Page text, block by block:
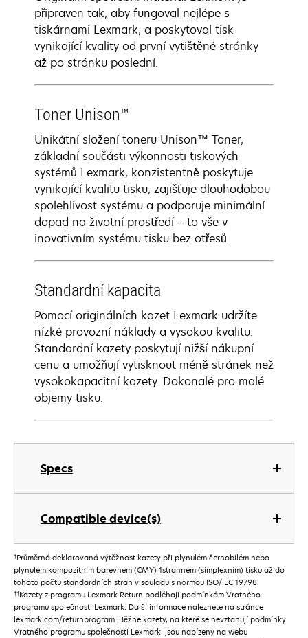
Specs
Compatible device(s)
připraven tak, aby fungoval nejlépe s
tiskárnami Lexmark, a poskytoval tisk
vynikající kvality od první vytištěné stránky
až po stránku poslední.
Toner Unison™
Unikátní složení toneru Unison™ Toner,
základní součásti výkonnosti tiskových
systémů Lexmark, konzistentně poskytuje
vynikající kvalitu tisku, zajišťuje dlouhodobou
spolehlivost systému a podporuje minimální
dopad na životní prostředí – to vše v
inovativním systému tisku bez otřesů.
Standardní kapacita
Pomocí originálních kazet Lexmark udržíte
nízké provozní náklady a vysokou kvalitu.
Standardní kazety poskytují nižší nákupní
cenu a umožňují vytisknout méně stránek než
vysokokapacitní kazety. Dokonalé pro malé
objemy tisku.
†Průměrná deklarovaná výtěžnost kazety při plynulém černobílém nebo
plynulém kompozitním barevném (CMY) 1stranném (simplexním) tisku až do
tohoto počtu standardních stran v souladu s normou ISO/IEC 19798.
††Kazety z programu Lexmark Return podléhají podmínkám Vratného
programu společnosti Lexmark. Další informace naleznete na stránce
lexmark.com/returnprogram. Běžné kazety, na které se nevztahují podmínky
Vratného programu společnosti Lexmark, jsou nabízeny na webu